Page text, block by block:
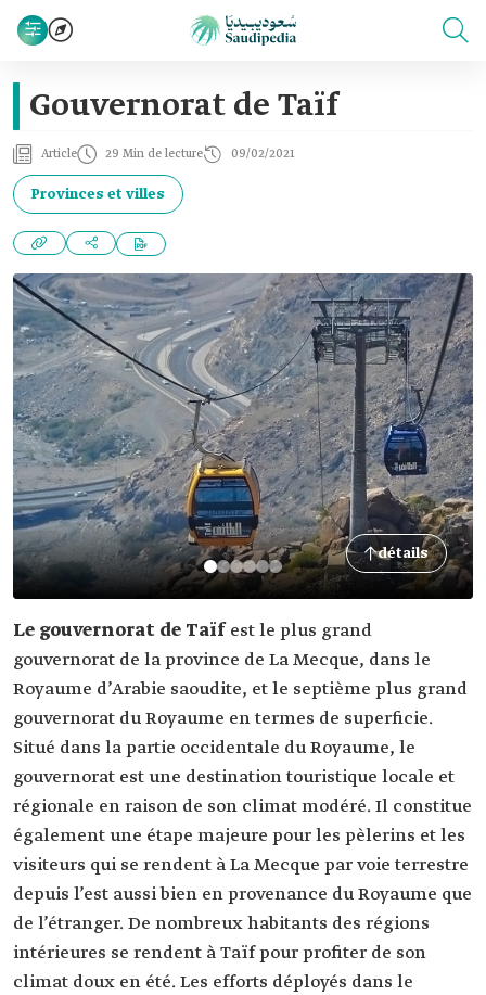
Gouvernorat de Taïf
Article 29 Min de lecture 09/02/2021
Provinces et villes
détails
Le gouvernorat de Taïfest le plus grand
gouvernorat de la province de La Mecque, dans le
Royaume d’Arabie saoudite, et le septième plus grand
gouvernorat du Royaume en termes de superficie.
Situé dans la partie occidentale du Royaume, le
gouvernorat est une destination touristique locale et
régionale en raison de son climat modéré. Il constitue
également une étape majeure pour les pèlerins et les
visiteurs qui se rendent à La Mecque par voie terrestre
depuis l’est aussi bien en provenance du Royaume que
de l’étranger. De nombreux habitants des régions
intérieures se rendent à Taïf pour profiter de son
climat doux en été. Les efforts déployés dans le